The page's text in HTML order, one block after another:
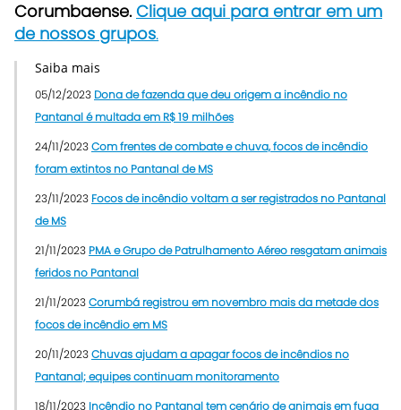
Corumbaense.Clique aqui para entrar em um
de nossos grupos.
Saiba mais
05/12/2023 Dona de fazenda que deu origem a incêndio no
Pantanal é multada em R$ 19 milhões
24/11/2023Com frentes de combate e chuva, focos de incêndio
foram extintos no Pantanal de MS
23/11/2023 Focos de incêndio voltam a ser registrados no Pantanal
de MS
21/11/2023 PMA e Grupo de Patrulhamento Aéreo resgatam animais
feridos no Pantanal
21/11/2023Corumbá registrou em novembro mais da metade dos
focos de incêndio em MS
20/11/2023Chuvas ajudam a apagar focos de incêndios no
Pantanal; equipes continuam monitoramento
18/11/2023 Incêndio no Pantanal tem cenário de animais em fuga